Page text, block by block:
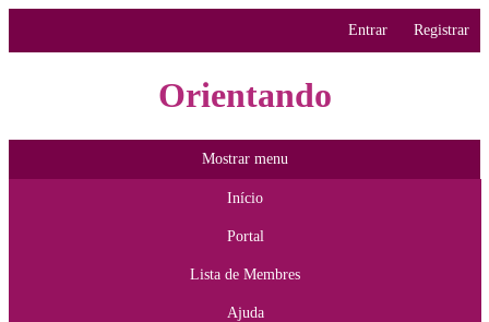
Entrar Registrar
Orientando
Mostrar menu
Início
Portal
Lista de Membres
Ajuda